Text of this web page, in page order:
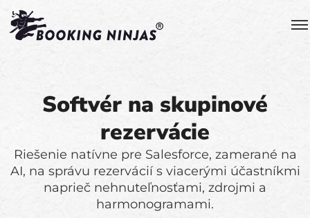
Softvér na skupinové
rezervácie
Riešenie natívne pre Salesforce, zamerané na
AI, na správu rezervácií s viacerými účastníkmi
naprieč nehnuteľnosťami, zdrojmi a
harmonogramami.